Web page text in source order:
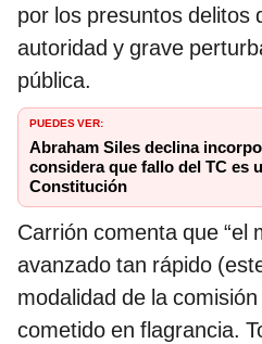
por los presuntos delitos
autoridad y grave
pública.
PUEDES VER:
Abraham Siles declina
considera que fallo del TC es
Constitución
Carrión comenta que “el
avanzado tan rápido
modalidad de la
cometido en flagrancia.